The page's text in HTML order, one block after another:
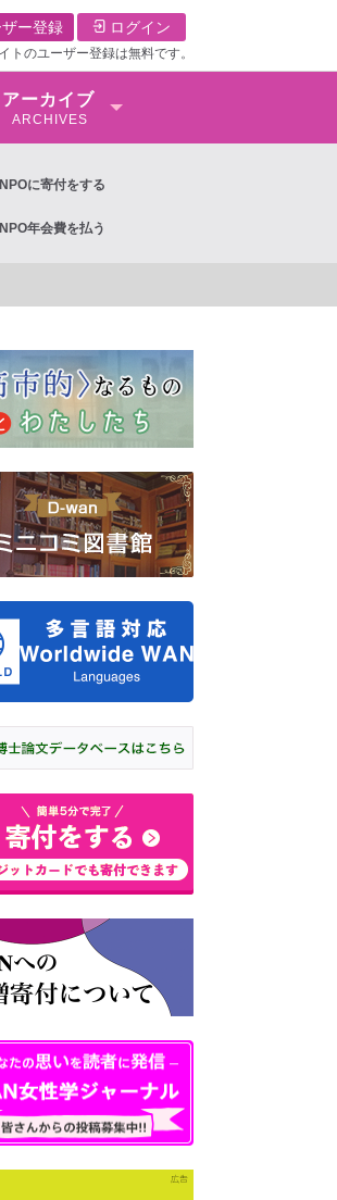
ー登録 ログイン
トのユーザー登録は無料です。
アーカイブ
ARCHIVES
NPOに寄付をする
NPO年会費を払う